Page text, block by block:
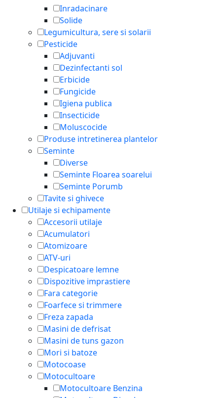
Inradacinare
Solide
Legumicultura, sere si solarii
Pesticide
Adjuvanti
Dezinfectanti sol
Erbicide
Fungicide
Igiena publica
Insecticide
Moluscocide
Produse intretinerea plantelor
Seminte
Diverse
Seminte Floarea soarelui
Seminte Porumb
Tavite si ghivece
Utilaje si echipamente
Accesorii utilaje
Acumulatori
Atomizoare
ATV-uri
Despicatoare lemne
Dispozitive imprastiere
Fara categorie
Foarfece si trimmere
Freza zapada
Masini de defrisat
Masini de tuns gazon
Mori si batoze
Motocoase
Motocultoare
Motocultoare Benzina